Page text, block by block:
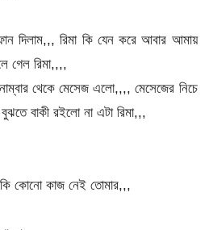
দিলাম,,, রিমা কি যেন করে আবার আমায়
গেল রিমা,,,,
থেকে মেসেজ এলো,,,, মেসেজের নিচে
বাকী রইলো না এটা রিমা,,,
কি কোনো কাজ নেই তোমার,,,